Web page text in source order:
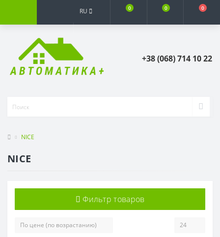
RU 0 0 0
+38 (068) 714 10 22
NICE
NICE
Фильтр товаров